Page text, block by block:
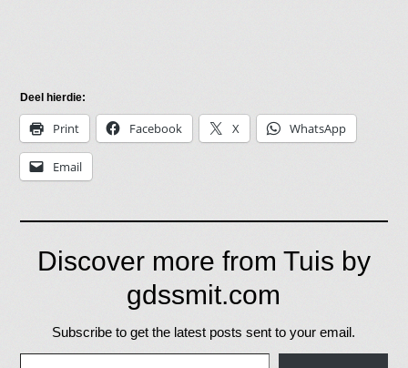
Deel hierdie:
Print Facebook X WhatsApp
Email
Discover more from Tuis by
gdssmit.com
Subscribe to get the latest posts sent to your email.
Type your email…